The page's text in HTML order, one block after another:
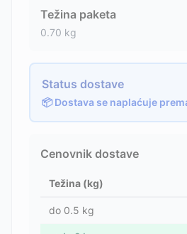
Težina paketa
0.70 kg
Status dostave
📦 Dostava se naplaćuje
Cenovnik dostave
Težina (kg)
do 0.5 kg